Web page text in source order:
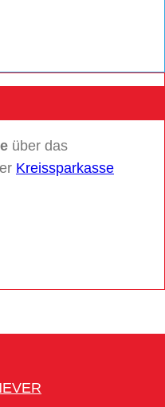
über das
Kreissparkasse